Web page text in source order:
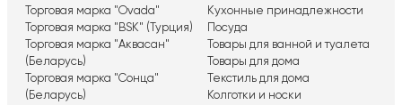
Торговая марка "Ovada"
Торговая марка "BSK" (Турция)
Торговая марка "Аквасан"
(Беларусь)
Торговая марка "Сонца"
(Беларусь)
Кухонные принадлежности
Посуда
Товары для ванной и туалета
Товары для дома
Текстиль для дома
Колготки и носки